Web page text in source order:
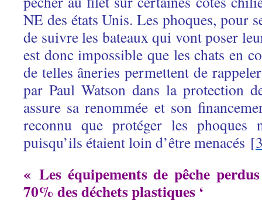
NE des états Unis. Les phoques, pour
de suivre les bateaux qui vont poser
est donc impossible que les chats en
de telles âneries permettent de
par Paul Watson dans la protection
assure sa renommée et son
reconnu que protéger les phoques
puisqu’ils étaient loin d’être menacés [
« Les équipements de pêche
70% des déchets plastiques ‘